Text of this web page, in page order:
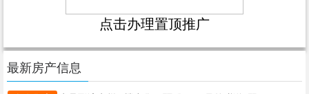
点击办理置顶推广
最新房产信息